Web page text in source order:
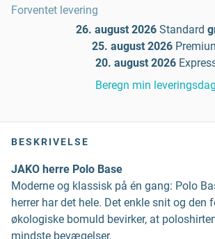
Forventet levering
26. august 2026 Standard
25. august 2026
20. august 2026
Beregn min leveringsdag
BESKRIVELSE
JAKO herre Polo Base
Moderne og klassisk på én gang: Polo
herrer har det hele. Det enkle snit og den
økologiske bomuld bevirker, at
mindste bevægelser.